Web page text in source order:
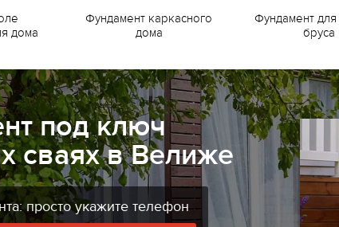
дома
Фундамент каркасного
дома
Фундамент
бруса
под ключ
сваях в Велиже
просто укажите телефон